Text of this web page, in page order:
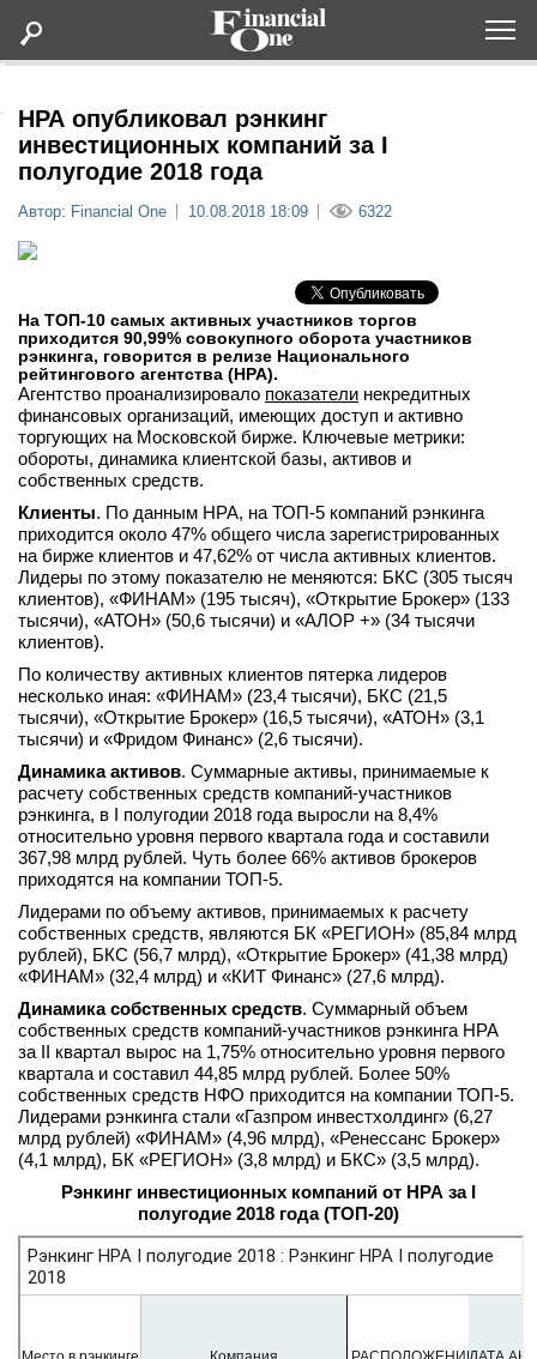
Статьи
Мероприятия
Новости
Интервью
вконтакте
телеграм
Стать автором
Вход
НРА опубликовал рэнкинг
инвестиционных компаний за I
полугодие 2018 года
Автор: Financial One 10.08.2018 18:09 6322
На ТОП-10 самых активных участников торгов
приходится 90,99% совокупного оборота участников
рэнкинга, говорится в релизе Национального
рейтингового агентства (НРА).
Агентство проанализировало показатели некредитных
финансовых организаций, имеющих доступ и активно
торгующих на Московской бирже. Ключевые метрики:
обороты, динамика клиентской базы, активов и
собственных средств.
Клиенты. По данным НРА, на ТОП-5 компаний рэнкинга
приходится около 47% общего числа зарегистрированных
на бирже клиентов и 47,62% от числа активных клиентов.
Лидеры по этому показателю не меняются: БКС (305 тысяч
клиентов), «ФИНАМ» (195 тысяч), «Открытие Брокер» (133
тысячи), «АТОН» (50,6 тысячи) и «АЛОР +» (34 тысячи
клиентов).
По количеству активных клиентов пятерка лидеров
несколько иная: «ФИНАМ» (23,4 тысячи), БКС (21,5
тысячи), «Открытие Брокер» (16,5 тысячи), «АТОН» (3,1
тысячи) и «Фридом Финанс» (2,6 тысячи).
Динамика активов. Суммарные активы, принимаемые к
расчету собственных средств компаний-участников
рэнкинга, в I полугодии 2018 года выросли на 8,4%
относительно уровня первого квартала года и составили
367,98 млрд рублей. Чуть более 66% активов брокеров
приходятся на компании ТОП-5.
Лидерами по объему активов, принимаемых к расчету
собственных средств, являются БК «РЕГИОН» (85,84 млрд
рублей), БКС (56,7 млрд), «Открытие Брокер» (41,38 млрд)
«ФИНАМ» (32,4 млрд) и «КИТ Финанс» (27,6 млрд).
Динамика собственных средств. Суммарный объем
собственных средств компаний-участников рэнкинга НРА
за II квартал вырос на 1,75% относительно уровня первого
квартала и составил 44,85 млрд рублей. Более 50%
собственных средств НФО приходится на компании ТОП-5.
Лидерами рэнкинга стали «Газпром инвестхолдинг» (6,27
млрд рублей) «ФИНАМ» (4,96 млрд), «Ренессанс Брокер»
(4,1 млрд), БК «РЕГИОН» (3,8 млрд) и БКС» (3,5 млрд).
Рэнкинг инвестиционных компаний от НРА за I
полугодие 2018 года (ТОП-20)